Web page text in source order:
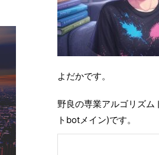
よだかです。
野良の専業アルゴリズム
トbotメイン)です。